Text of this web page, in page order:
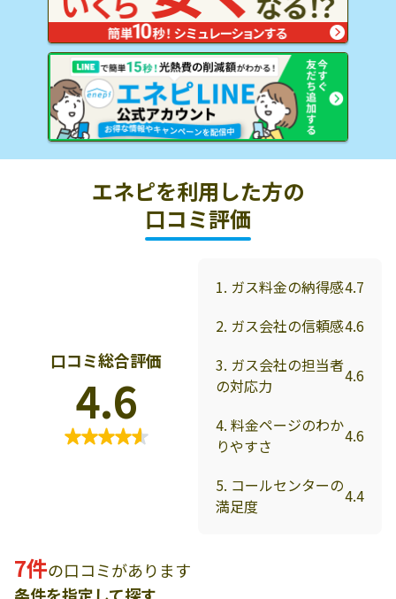
エネピを利用した方の
口コミ評価
口コミ総合評価
4.6
1. ガス料金の納得感4.7
2. ガス会社の信頼感4.6
3. ガス会社の担当者
の対応力
4.6
4. 料金ページのわか
りやすさ
4.6
5. コールセンターの
満足度
4.4
7件の口コミがあります